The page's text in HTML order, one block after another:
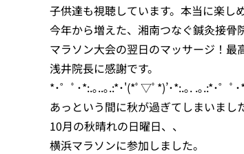
子供達も視聴しています。本当に楽し
今年から増えた、湘南つなぐ鍼灸接骨
マラソン大会の翌日のマッサージ！最
浅井院長に感謝です。
*･゜ﾟ･*:.｡..｡.:*･'(*ﾟ▽ﾟ*)’･*:.｡. .｡.:*･゜ﾟ･
あっという間に秋が過ぎてしまいまし
10月の秋晴れの日曜日、、
横浜マラソンに参加しました。